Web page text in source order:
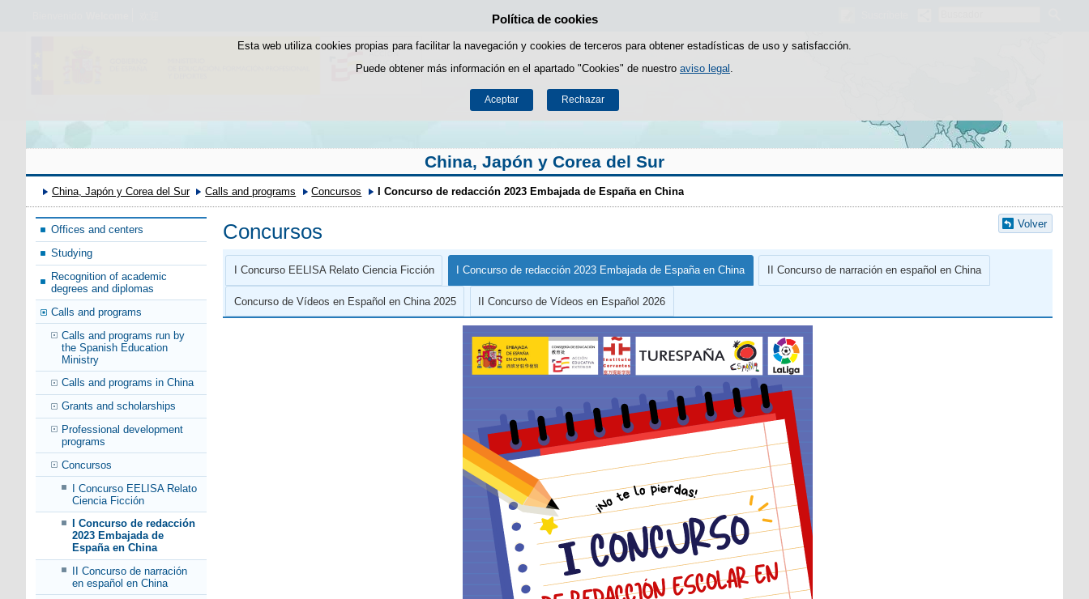
Política de cookies
Esta web utiliza cookies propias para facilitar la navegación y cookies de terceros para obtener estadísticas de uso y satisfacción.
Puede obtener más información en el apartado "Cookies" de nuestro aviso legal
Aceptar Rechazar
Saltar al contenido
China, Japón y Corea del Sur
China, Japón y Corea del Sur Calls and programs Concursos I Concurso de redacción 2023 Embajada de España en China
Offices and centers
Studying
Recognition of academic
degrees and diplomas
Calls and programs
Calls and programs run by
the Spanish Education
Ministry
Calls and programs in China
Grants and scholarships
Professional development
programs
Concursos
I Concurso EELISA Relato
Ciencia Ficción
I Concurso de redacción
2023 Embajada de
España en China
II Concurso de narración
en español en China
Volver
Concursos
I Concurso EELISA Relato Ciencia Ficción I Concurso de redacción 2023 Embajada de España en China II Concurso de narración en español en China
Concurso de Vídeos en Español en China 2025 II Concurso de Vídeos en Español 2026